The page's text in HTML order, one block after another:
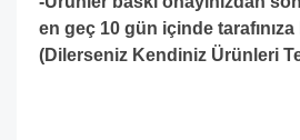
en geç 10 gün içinde
(Dilerseniz Kendiniz Ürünleri